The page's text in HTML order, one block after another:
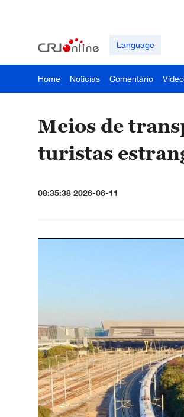
Language
Home Notícias Comentário
Meios de
turistas
08:35:38 2026-06-11